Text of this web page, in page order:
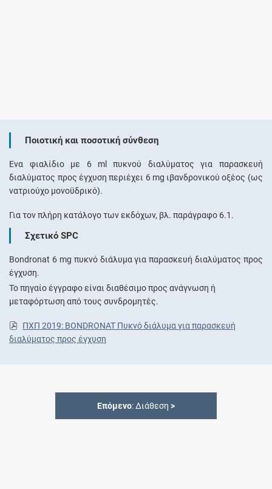
Ποιοτική και ποσοτική σύνθεση
Ένα φιαλίδιο με 6 ml πυκνού διαλύματος για παρασκευή
διαλύματος προς έγχυση περιέχει 6 mg ιβανδρονικού οξέος (ως
νατριούχο μονοϋδρικό).
Για τον πλήρη κατάλογο των εκδόχων, βλ. παράγραφο 6.1.
Σχετικό SPC
Bondronat 6 mg πυκνό διάλυμα για παρασκευή διαλύματος προς
έγχυση.
Το πηγαίο έγγραφο είναι διαθέσιμο προς ανάγνωση ή
μεταφόρτωση από τους συνδρομητές.
ΠΧΠ 2019: BONDRONAT Πυκνό διάλυμα για παρασκευή
διαλύματος προς έγχυση
Επόμενο: Διάθεση >